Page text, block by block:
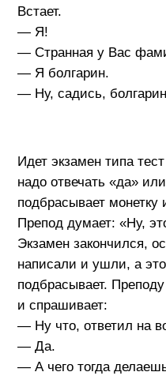
Встает.
— Я!
— Странная у Вас
— Я болгарин.
— Ну, садись,
Идет экзамен типа
надо отвечать «да»
подбрасывает монетку
Препод думает: «Ну,
Экзамен закончился,
написали и ушли, а
подбрасывает.
и спрашивает:
— Ну что, ответил на
— Да.
— А чего тогда